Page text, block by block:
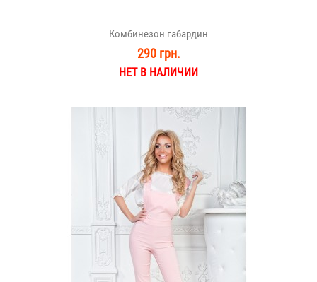
Комбинезон габардин
290 грн.
НЕТ В НАЛИЧИИ